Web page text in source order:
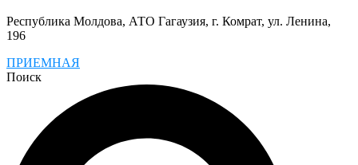
Республика Молдова, АТО Гагаузия, г. Комрат, ул. Ленина,
196
ПРИЕМНАЯ
Поиск